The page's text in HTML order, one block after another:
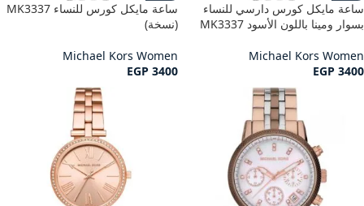
ساعة مايكل كورس دارسي للنساء
بسوار ومينا باللون الأسود MK3337
Michael Kors Women
EGP 3400
ساعة مايكل كورس للنساء MK3337
(نسخة)
Michael Kors Women
EGP 3400